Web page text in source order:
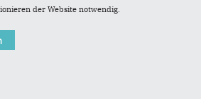
Frau van Haaren(74 KB,
der Website notwendig.